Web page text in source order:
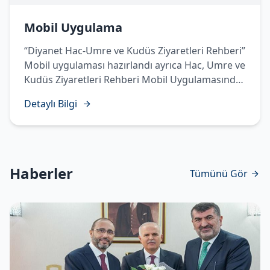
Mobil Uygulama
“Diyanet Hac-Umre ve Kudüs Ziyaretleri Rehberi”
Mobil uygulaması hazırlandı ayrıca Hac, Umre ve
Kudüs Ziyaretleri Rehberi Mobil Uygulamasında
işaret diliyle hazırlanarak vatandaşlarımızın
istifadesine sunuldu.
Detaylı Bilgi
Haberler Tümünü Gör